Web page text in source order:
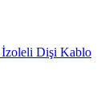
İzoleli Dişi Kablo